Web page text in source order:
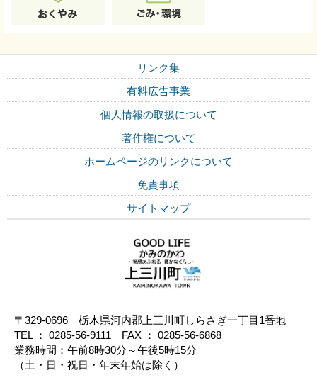
リンク集
有料広告事業
個人情報の取扱について
著作権について
ホームページのリンクについて
免責事項
サイトマップ
〒329-0696 栃木県河内郡上三川町しらさぎ一丁目1番地
TEL ： 0285-56-9111 FAX ： 0285-56-6868
業務時間：午前8時30分～午後5時15分
（土・日・祝日・年末年始は除く）